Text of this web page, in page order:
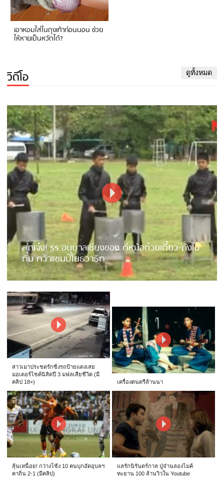
เอาหอมใส่ในถุงเท้าก่อนนอน ช่วย
ให้หายเป็นหวัดได้?
วิดีโอ ดูทั้งหมด
สุดเจ๋ง! รร.อนุบาลเชียงของ ตีหม้อก๋วยเตี๋ยว-ถังไอ
ติม คว้าแชมป์โยธวาธิต
สาวเมาประชดรักซิ่งรถป้ายแดงเสย
มอเตอร์ไซค์นิสิตปี 3 มฟลเสียชีวิต (มี
คลิป 18+)
เครื่องดนตรีล้านนา
ลุ้นเหนื่อย! กว่างโซ้ง 10 คนบุกอัดอุบลฯ
คาถิ่น 2-1 (มีคลิป)
แลรักนิรันดร์กาล ปู่จ๋านลองไมค์
ทะยาน 100 ล้านวิวใน Youtube